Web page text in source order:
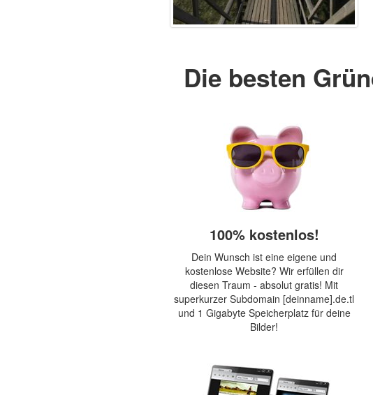
Die besten
100% kostenlos!
Dein Wunsch ist eine eigene und
kostenlose Website? Wir erfüllen dir
diesen Traum - absolut gratis! Mit
superkurzer Subdomain [deinname].de.tl
und 1 Gigabyte Speicherplatz für deine
Bilder!